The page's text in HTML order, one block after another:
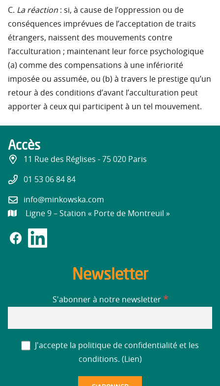
C. La réaction : si, à cause de l’oppression ou de
conséquences imprévues de l’acceptation de traits
étrangers, naissent des mouvements contre
l’acculturation ; maintenant leur force psychologique
(a) comme des compensations à une infériorité
imposée ou assumée, ou (b) à travers le prestige qu’un
retour à des conditions d’avant l’acculturation peut
apporter à ceux qui participent à un tel mouvement.
Accès
11 Rue des Réglises - 75 020 Paris
01 53 06 84 84
info@minkowska.com
Ligne 9 – Station « Porte de Montreuil »
Newsletter
S'abonner à notre newsletter *
J'accepte la politique de confidentialité et les
conditions. ( Lien)